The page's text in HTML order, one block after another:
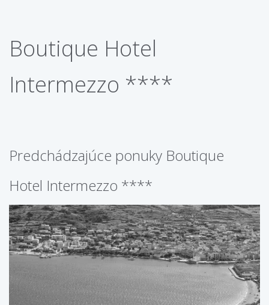
Boutique Hotel
Intermezzo ****
Predchádzajúce ponuky Boutique
Hotel Intermezzo ****